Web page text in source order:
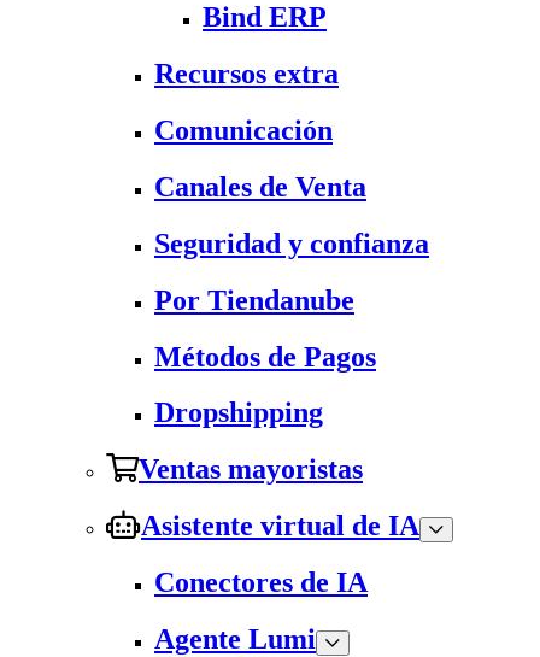
Bind ERP
Recursos extra
Comunicación
Canales de Venta
Seguridad y confianza
Por Tiendanube
Métodos de Pagos
Dropshipping
Ventas mayoristas
Asistente virtual de IA
Conectores de IA
Agente Lumi